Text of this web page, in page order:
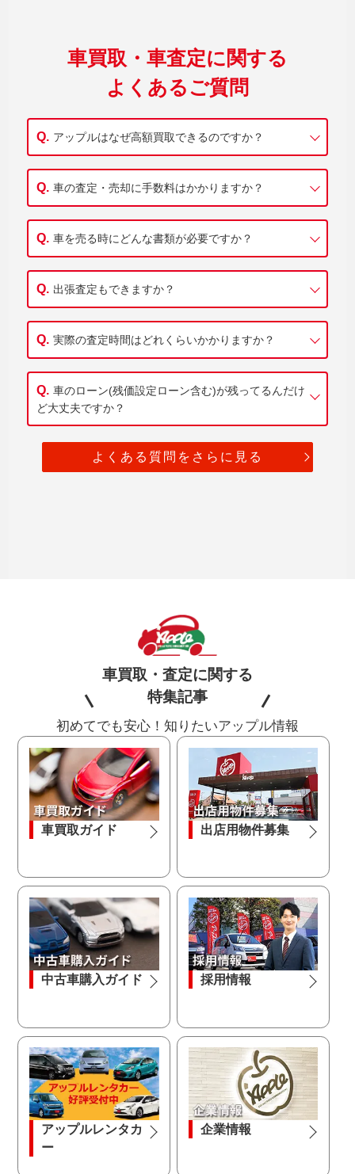
車買取・車査定に関する
よくあるご質問
アップルはなぜ高額買取できるのですか？
車の査定・売却に手数料はかかりますか？
車を売る時にどんな書類が必要ですか？
出張査定もできますか？
実際の査定時間はどれくらいかかりますか？
車のローン(残価設定ローン含む)が残ってるんだけ
ど大丈夫ですか？
よくある質問をさらに見る
車買取・査定に関する
特集記事
初めてでも安心！知りたいアップル情報
車買取ガイド 出店用物件募集
中古車購入ガイド 採用情報
アップルレンタカ
ー
企業情報